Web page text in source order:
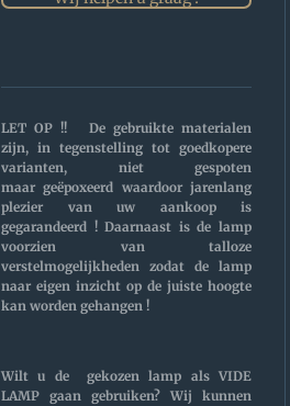
LET OP !! De gebruikte materialen
zijn, in tegenstelling tot goedkopere
varianten, niet gespoten
maar geëpoxeerd waardoor jarenlang
plezier van uw aankoop is
gegarandeerd ! Daarnaast is de lamp
voorzien van talloze
verstelmogelijkheden zodat de lamp
naar eigen inzicht op de juiste hoogte
kan worden gehangen !
Wilt u de gekozen lamp als VIDE
LAMP gaan gebruiken? Wij kunnen